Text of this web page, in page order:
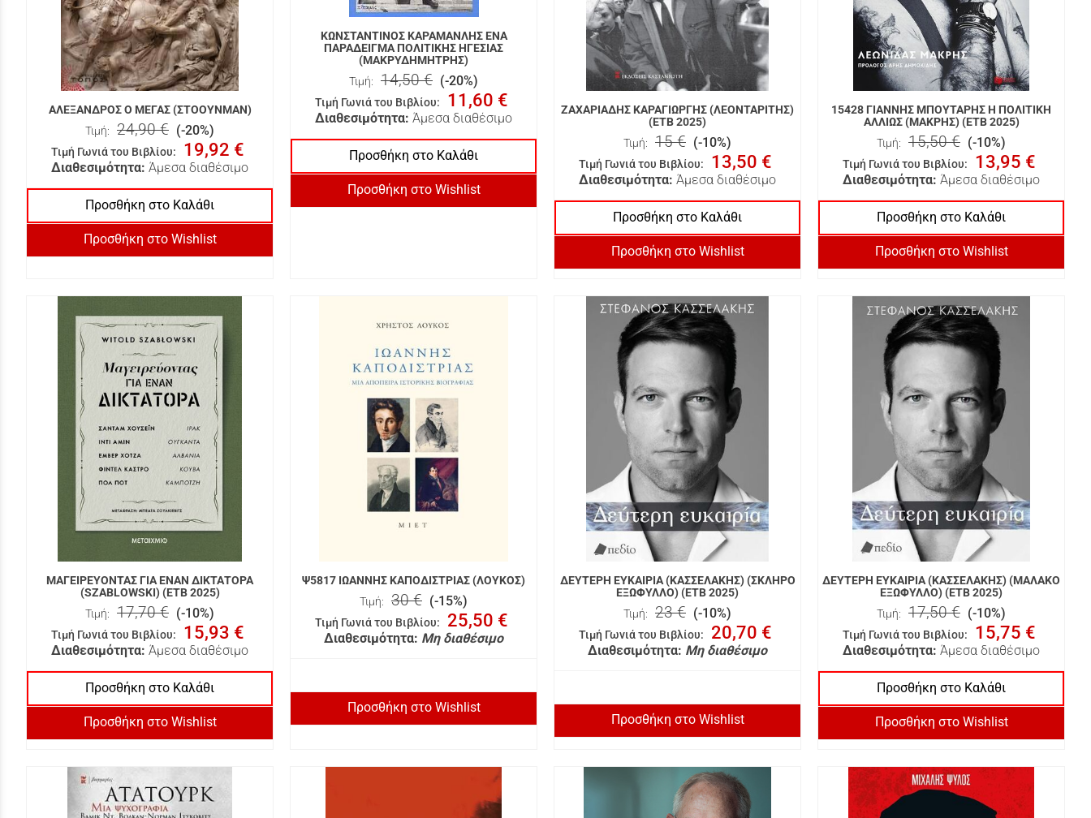
ΑΛΕΞΑΝΔΡΟΣ Ο ΜΕΓΑΣ (ΣΤΟΟΥΝΜΑΝ)
Τιμή: 24,90 € (-20%)
Τιμή Γωνιά του Βιβλίου: 19,92 €
Διαθεσιμότητα: Άμεσα διαθέσιμο
Προσθήκη στο Καλάθι
Προσθήκη στο Wishlist
ΚΩΝΣΤΑΝΤΙΝΟΣ ΚΑΡΑΜΑΝΛΗΣ ΕΝΑ
ΠΑΡΑΔΕΙΓΜΑ ΠΟΛΙΤΙΚΗΣ ΗΓΕΣΙΑΣ
(ΜΑΚΡΥΔΗΜΗΤΡΗΣ)
Τιμή: 14,50 € (-20%)
Τιμή Γωνιά του Βιβλίου: 11,60 €
Διαθεσιμότητα: Άμεσα διαθέσιμο
Προσθήκη στο Καλάθι
Προσθήκη στο Wishlist
ΖΑΧΑΡΙΑΔΗΣ ΚΑΡΑΓΙΩΡΓΗΣ (ΛΕΟΝΤΑΡΙΤΗΣ)
(ΕΤΒ 2025)
Τιμή: 15 € (-10%)
Τιμή Γωνιά του Βιβλίου: 13,50 €
Διαθεσιμότητα: Άμεσα διαθέσιμο
Προσθήκη στο Καλάθι
Προσθήκη στο Wishlist
15428 ΓΙΑΝΝΗΣ ΜΠΟΥΤΑΡΗΣ Η ΠΟΛΙΤΙΚΗ
ΑΛΛΙΩΣ (ΜΑΚΡΗΣ) (ΕΤΒ 2025)
Τιμή: 15,50 € (-10%)
Τιμή Γωνιά του Βιβλίου: 13,95 €
Διαθεσιμότητα: Άμεσα διαθέσιμο
Προσθήκη στο Καλάθι
Προσθήκη στο Wishlist
ΜΑΓΕΙΡΕΥΟΝΤΑΣ ΓΙΑ ΕΝΑΝ ΔΙΚΤΑΤΟΡΑ
(SZABLOWSKI) (ΕΤΒ 2025)
Τιμή: 17,70 € (-10%)
Τιμή Γωνιά του Βιβλίου: 15,93 €
Διαθεσιμότητα: Άμεσα διαθέσιμο
Προσθήκη στο Καλάθι
Προσθήκη στο Wishlist
Ψ5817 ΙΩΑΝΝΗΣ ΚΑΠΟΔΙΣΤΡΙΑΣ (ΛΟΥΚΟΣ)
Τιμή: 30 € (-15%)
Τιμή Γωνιά του Βιβλίου: 25,50 €
Διαθεσιμότητα: Μη διαθέσιμο
Προσθήκη στο Wishlist
ΔΕΥΤΕΡΗ ΕΥΚΑΙΡΙΑ (ΚΑΣΣΕΛΑΚΗΣ) (ΣΚΛΗΡΟ
ΕΞΩΦΥΛΛΟ) (ΕΤΒ 2025)
Τιμή: 23 € (-10%)
Τιμή Γωνιά του Βιβλίου: 20,70 €
Διαθεσιμότητα: Μη διαθέσιμο
Προσθήκη στο Wishlist
ΔΕΥΤΕΡΗ ΕΥΚΑΙΡΙΑ (ΚΑΣΣΕΛΑΚΗΣ) (ΜΑΛΑΚΟ
ΕΞΩΦΥΛΛΟ) (ΕΤΒ 2025)
Τιμή: 17,50 € (-10%)
Τιμή Γωνιά του Βιβλίου: 15,75 €
Διαθεσιμότητα: Άμεσα διαθέσιμο
Προσθήκη στο Καλάθι
Προσθήκη στο Wishlist